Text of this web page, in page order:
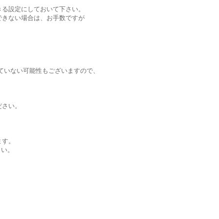
定にしておいて下さい。
い場合は、お手数ですが
ない可能性もございますので、
い。
。
。